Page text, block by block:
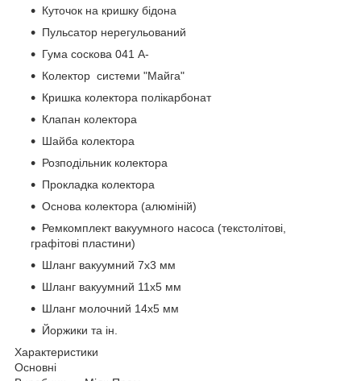
Куточок на кришку бідона
Пульсатор нерегульований
Гума соскова 041 А-
Колектор системи "Майга"
Кришка колектора полікарбонат
Клапан колектора
Шайба колектора
Розподільник колектора
Прокладка колектора
Основа колектора (алюміній)
Ремкомплект вакуумного насоса (текстолітові,
графітові пластини)
Шланг вакуумний 7х3 мм
Шланг вакуумний 11х5 мм
Шланг молочний 14х5 мм
Йоржики та ін.
Характеристики
Основні